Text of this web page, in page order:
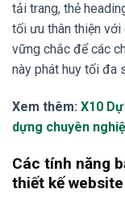
tải trang, thẻ
tối ưu thân thiện
vững chắc để các
này phát huy tối đa
Xem thêm: X10
dựng chuyên
Các tính năng
thiết kế